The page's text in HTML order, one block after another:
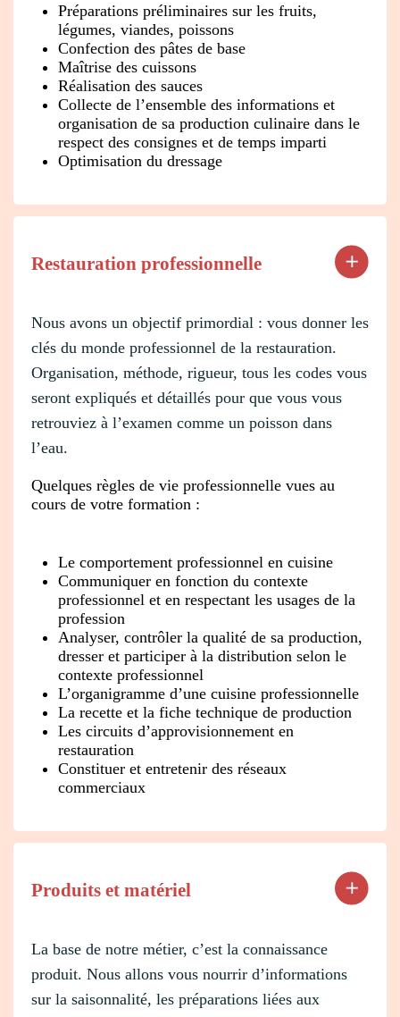
Préparations préliminaires sur les fruits,
légumes, viandes, poissons
Confection des pâtes de base
Maîtrise des cuissons
Réalisation des sauces
Collecte de l’ensemble des informations et
organisation de sa production culinaire dans le
respect des consignes et de temps imparti
Optimisation du dressage
Restauration professionnelle
Nous avons un objectif primordial : vous donner les
clés du monde professionnel de la restauration.
Organisation, méthode, rigueur, tous les codes vous
seront expliqués et détaillés pour que vous vous
retrouviez à l’examen comme un poisson dans
l’eau.
Quelques règles de vie professionnelle vues au
cours de votre formation :
Le comportement professionnel en cuisine
Communiquer en fonction du contexte
professionnel et en respectant les usages de la
profession
Analyser, contrôler la qualité de sa production,
dresser et participer à la distribution selon le
contexte professionnel
L’organigramme d’une cuisine professionnelle
La recette et la fiche technique de production
Les circuits d’approvisionnement en
restauration
Constituer et entretenir des réseaux
commerciaux
Produits et matériel
La base de notre métier, c’est la connaissance
produit. Nous allons vous nourrir d’informations
sur la saisonnalité, les préparations liées aux